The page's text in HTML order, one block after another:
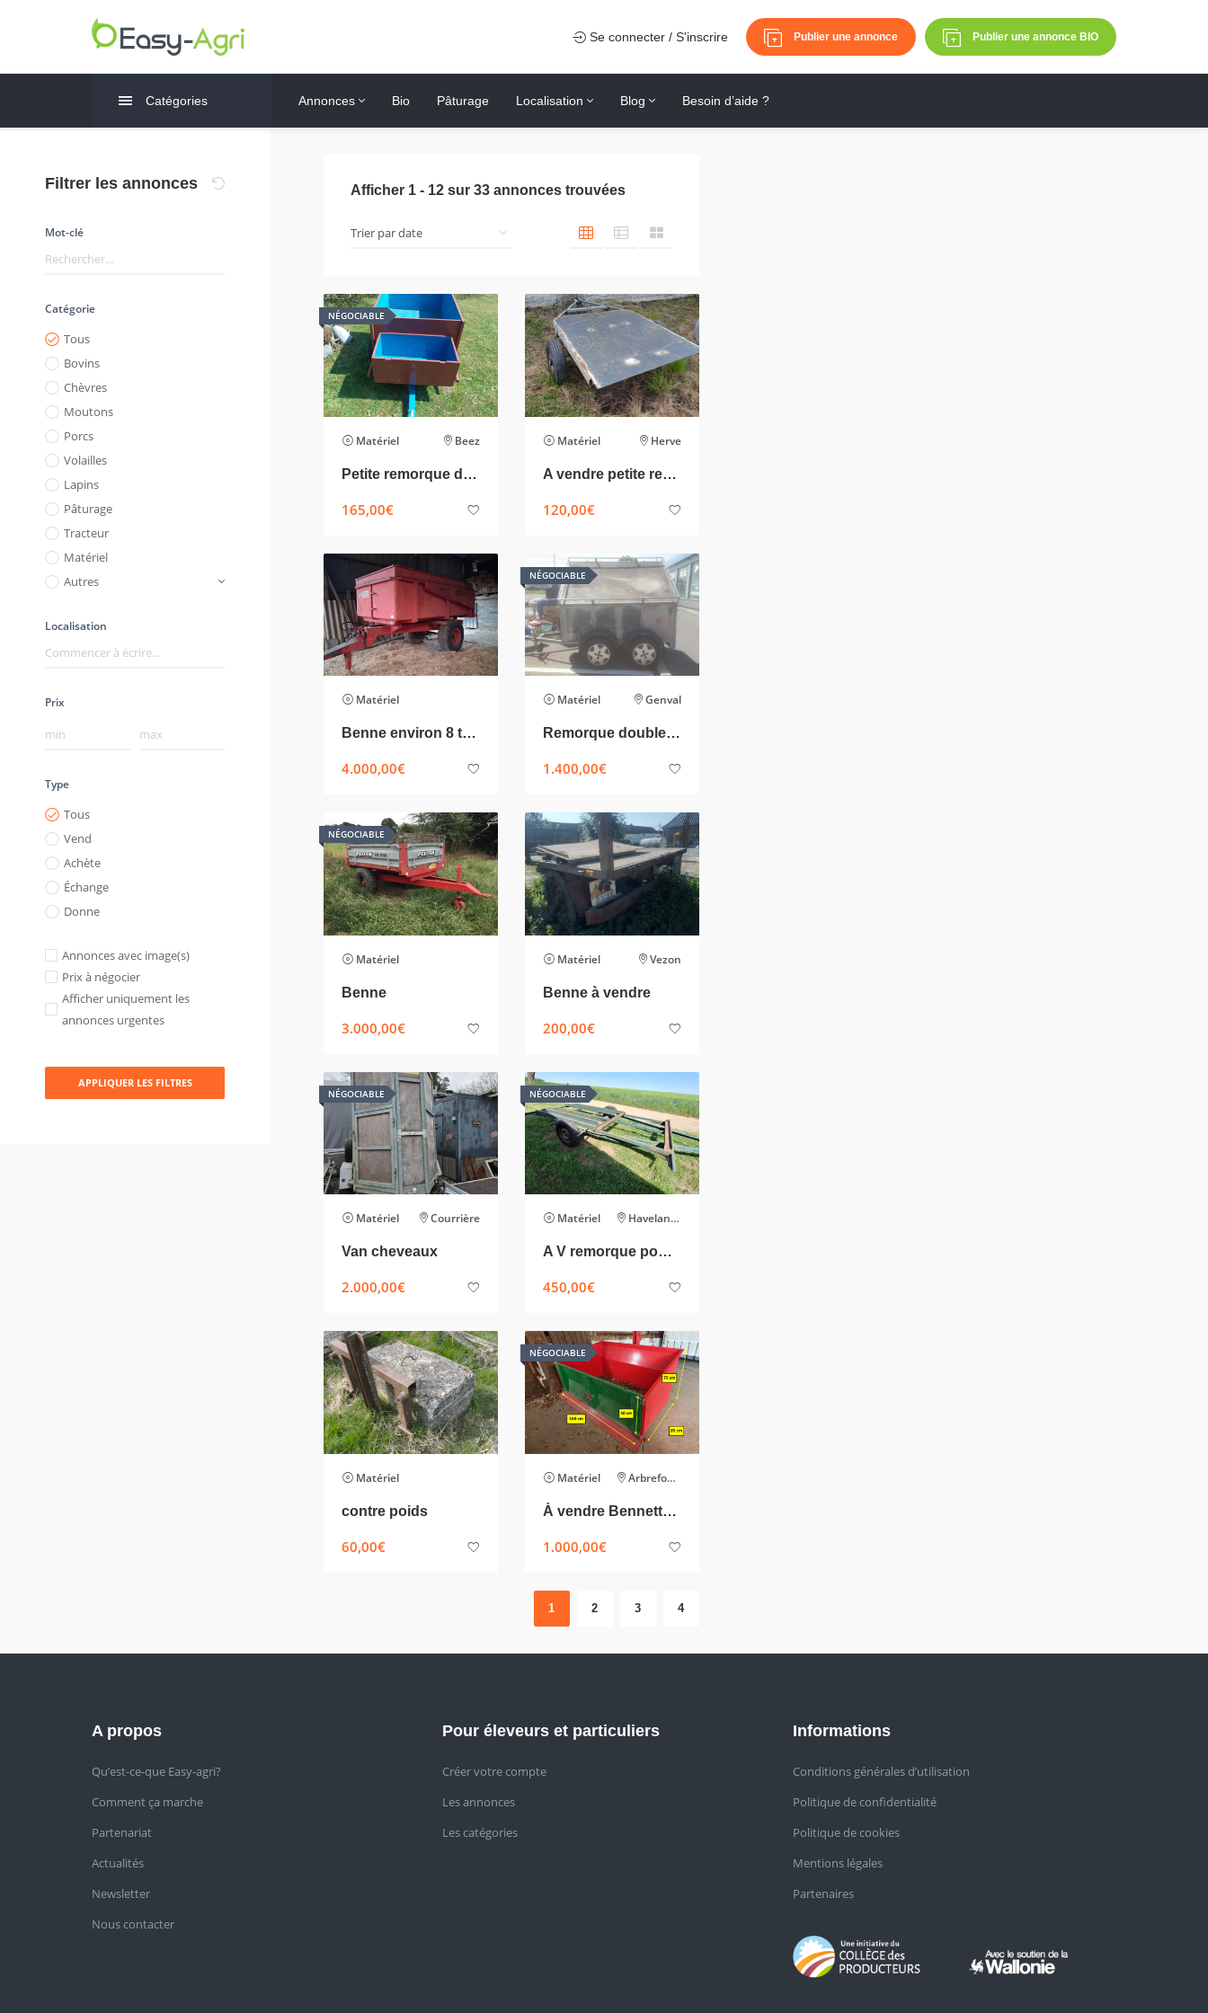
Se connecter / S'inscrire Publier une annonce Publier une annonce BIO
Catégories Annonces Bio Pâturage Localisation Blog Besoin d’aide ?
Filtrer les annonces
Mot-clé
Catégorie
Tous
Bovins
Chèvres
Moutons
Porcs
Volailles
Lapins
Pâturage
Tracteur
Matériel
Autres
Localisation
Prix
Type
Tous
Vend
Achète
Échange
Donne
Annonces avec image(s)
Prix à négocier
Afficher uniquement les
annonces urgentes
APPLIQUER LES FILTRES
Afficher 1 - 12 sur 33 annonces trouvées
NÉGOCIABLE
Matériel Beez
Petite remorque de jardin
165,00€
Matériel Herve
A vendre petite remorque
120,00€
Matériel
Benne environ 8 tonnes
4.000,00€
NÉGOCIABLE
Matériel Genval
Remorque double essieu
1.400,00€
NÉGOCIABLE
Matériel
Benne
3.000,00€
Matériel Vezon
Benne à vendre
200,00€
NÉGOCIABLE
Matériel Courrière
Van cheveaux
2.000,00€
NÉGOCIABLE
Matériel Havelange
A V remorque pour 2 calèches.
450,00€
Matériel
contre poids
60,00€
NÉGOCIABLE
Matériel Arbrefontaine
À vendre Bennette basculante
1.000,00€
1 2 3 4
A propos
Qu’est-ce-que Easy-agri?
Comment ça marche
Partenariat
Actualités
Newsletter
Nous contacter
Pour éleveurs et particuliers
Créer votre compte
Les annonces
Les catégories
Informations
Conditions générales d’utilisation
Politique de confidentialité
Politique de cookies
Mentions légales
Partenaires